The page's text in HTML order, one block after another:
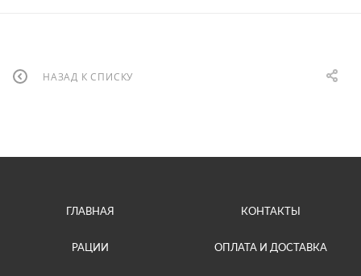
НАЗАД К СПИСКУ
ГЛАВНАЯ
РАЦИИ
КОНТАКТЫ
ОПЛАТА И ДОСТАВКА